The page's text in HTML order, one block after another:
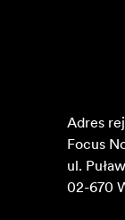
Adres
Focus
ul.
02-670